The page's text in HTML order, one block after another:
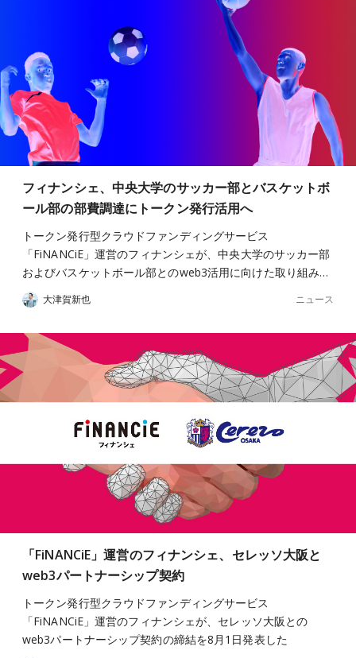
フィナンシェ、中央大学のサッカー部とバスケットボ
ール部の部費調達にトークン発行活用へ
トークン発行型クラウドファンディングサービス
「FiNANCiE」運営のフィナンシェが、中央大学のサッカー部
およびバスケットボール部とのweb3活用に向けた取り組み…
大津賀新也 ニュース
「FiNANCiE」運営のフィナンシェ、セレッソ大阪と
web3パートナーシップ契約
トークン発行型クラウドファンディングサービス
「FiNANCiE」運営のフィナンシェが、セレッソ大阪との
web3パートナーシップ契約の締結を8月1日発表した